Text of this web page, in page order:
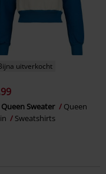
uitverkocht
Queen Sweater
Queen
Sweatshirts